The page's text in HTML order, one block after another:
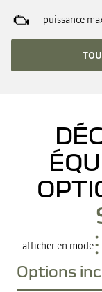
puissance
afficher en mode
Options